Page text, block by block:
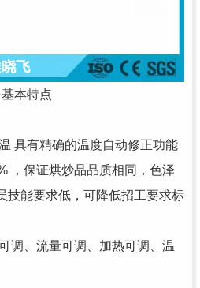
本特点
具有精确的温度自动修正功能
，保证烘炒品品质相同，色泽
技能要求低，可降低招工要求标
调、流量可调、加热可调、温